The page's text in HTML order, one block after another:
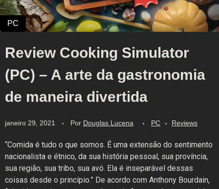
Review Cooking Simulator
(PC) – A arte da gastronomia
de maneira divertida
janeiro 29, 2021 Por Douglas Lucena PC Reviews
“Comida é tudo o que somos. É uma extensão do sentimento
nacionalista e étnico, da sua história pessoal, sua província,
sua região, sua tribo, sua avó. Ela é inseparável dessas
coisas desde o princípio.” De acordo com Anthony Bourdain,